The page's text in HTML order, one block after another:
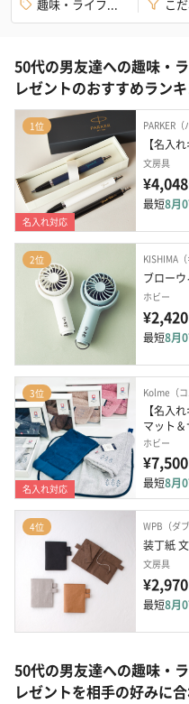
趣味・ライフ... こ
50代の男友達への趣味・
レゼントのおすすめラン
1位
名入れ対応
PARKER（
【名入
文房具
最短8月
2位 KISHIMA（
ブロー
ホビー
¥2,420
最短8月
3位
名入れ対応
Kolme（コ
【名入
マット
ホビー
¥7,500
最短8月
4位 WPB（ダ
装丁紙
文房具
¥2,970
最短8月
50代の男友達への趣味・
レゼントを相手の好みに